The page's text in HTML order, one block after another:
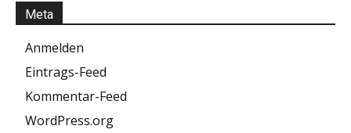
Meta
Anmelden
Eintrags-Feed
Kommentar-Feed
WordPress.org